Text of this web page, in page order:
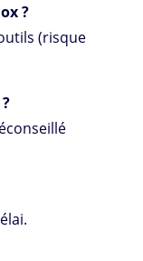
?
(risque